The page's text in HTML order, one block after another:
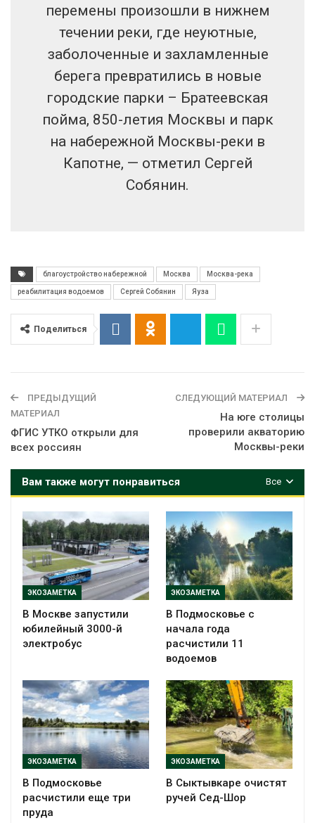
перемены произошли в нижнем
течении реки, где неуютные,
заболоченные и захламленные
берега превратились в новые
городские парки – Братеевская
пойма, 850-летия Москвы и парк
на набережной Москвы-реки в
Капотне, — отметил Сергей
Собянин.
благоустройство набережной Москва Москва-река
реабилитация водоемов Сергей Собянин Яуза
Поделиться
ПРЕДЫДУЩИЙ
МАТЕРИАЛ
ФГИС УТКО открыли для
всех россиян
СЛЕДУЮЩИЙ МАТЕРИАЛ
На юге столицы
проверили акваторию
Москвы-реки
Все
Вам также могут понравиться
ЭКОЗАМЕТКА
В Москве запустили
юбилейный 3000-й
электробус
ЭКОЗАМЕТКА
В Подмосковье с
начала года
расчистили 11
водоемов
ЭКОЗАМЕТКА
В Подмосковье
расчистили еще три
пруда
ЭКОЗАМЕТКА
В Сыктывкаре очистят
ручей Сед-Шор